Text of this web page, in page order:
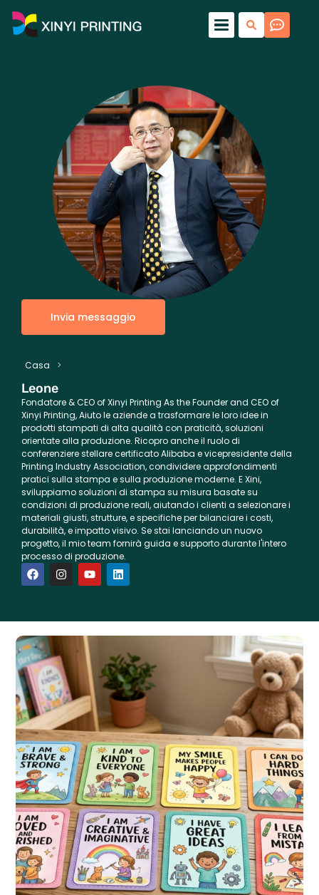
Invia messaggio
Casa >
Leone
Fondatore &CEO of Xinyi Printing As the Founder and CEO of
Xinyi Printing, Aiuto le aziende a trasformare le loro idee in
prodotti stampati di alta qualità con praticità, soluzioni
orientate alla produzione. Ricopro anche il ruolo di
conferenziere stellare certificato Alibaba e vicepresidente della
Printing Industry Association, condividere approfondimenti
pratici sulla stampa e sulla produzione moderne. E Xini,
sviluppiamo soluzioni di stampa su misura basate su
condizioni di produzione reali, aiutando i clienti a selezionare i
materiali giusti, strutture, e specifiche per bilanciare i costi,
durabilità, e impatto visivo. Se stai lanciando un nuovo
progetto, il mio team fornirà guida e supporto durante l'intero
processo di produzione.